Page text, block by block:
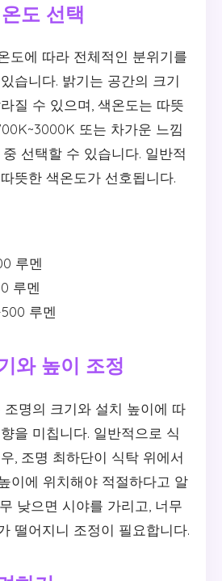
도 선택
도에 따라 전체적인 분위기를
습니다. 밝기는 공간의 크기
질 수 있으며, 색온도는 따뜻
또는 차가운 느낌
선택할 수 있습니다. 일반적
뜻한 색온도가 선호됩니다.
루멘
루멘
루멘
와 높이 조정
조명의 크기와 설치 높이에 따
을 미칩니다. 일반적으로 식
, 조명 최하단이 식탁 위에서
이에 위치해야 적절하다고 알
낮으면 시야를 가리고, 너무
떨어지니 조정이 필요합니다.